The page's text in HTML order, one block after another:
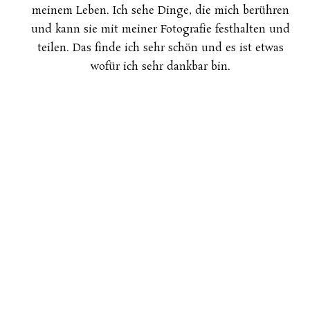
meinem Leben. Ich sehe Dinge, die mich berühren
und kann sie mit meiner Fotografie festhalten und
teilen. Das finde ich sehr schön und es ist etwas
wofür ich sehr dankbar bin.